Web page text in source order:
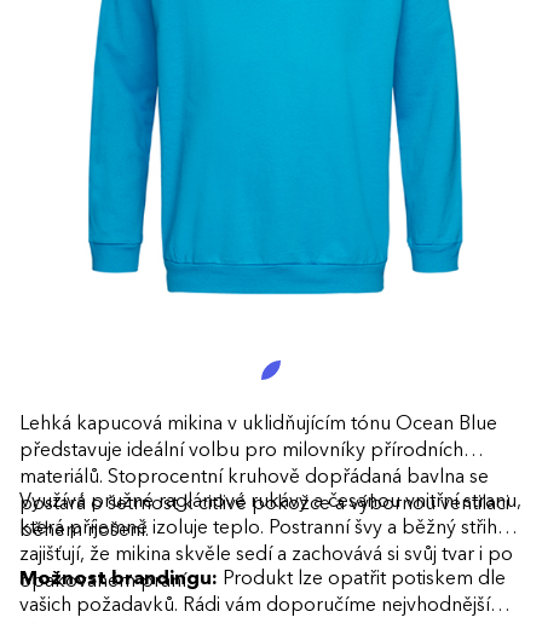
Lehká kapucová mikina v uklidňujícím tónu Ocean Blue
představuje ideální volbu pro milovníky přírodních
materiálů. Stoprocentní kruhově dopřádaná bavlna se
postará o šetrnost k citlivé pokožce a výbornou ventilaci
během nošení.
Využívá pružné raglánové rukávy a česanou vnitřní stranu,
která příjemně izoluje teplo. Postranní švy a běžný střih
zajišťují, že mikina skvěle sedí a zachovává si svůj tvar i po
opakovaném praní.
Možnost brandingu: Produkt lze opatřit potiskem dle
vašich požadavků. Rádi vám doporučíme nejvhodnější